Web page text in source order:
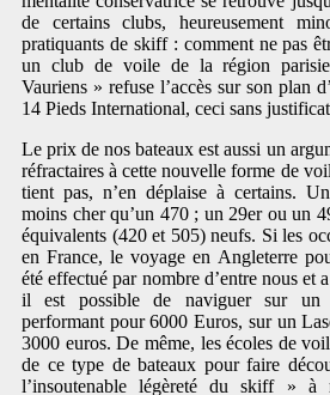
de certains clubs, heureusement
pratiquants de skiff : comment ne pas
un club de voile de la région
Vauriens » refuse l’accès sur son plan
14 Pieds International, ceci sans
Le prix de nos bateaux est aussi un
réfractaires à cette nouvelle forme de
tient pas, n’en déplaise à certains.
moins cher qu’un 470 ; un 29er ou un
équivalents (420 et 505) neufs. Si les
en France, le voyage en Angleterre
été effectué par nombre d’entre nous et
il est possible de naviguer sur un
performant pour 6000 Euros, sur un
3000 euros. De même, les écoles de
de ce type de bateaux pour faire
l’insoutenable légèreté du skiff » à